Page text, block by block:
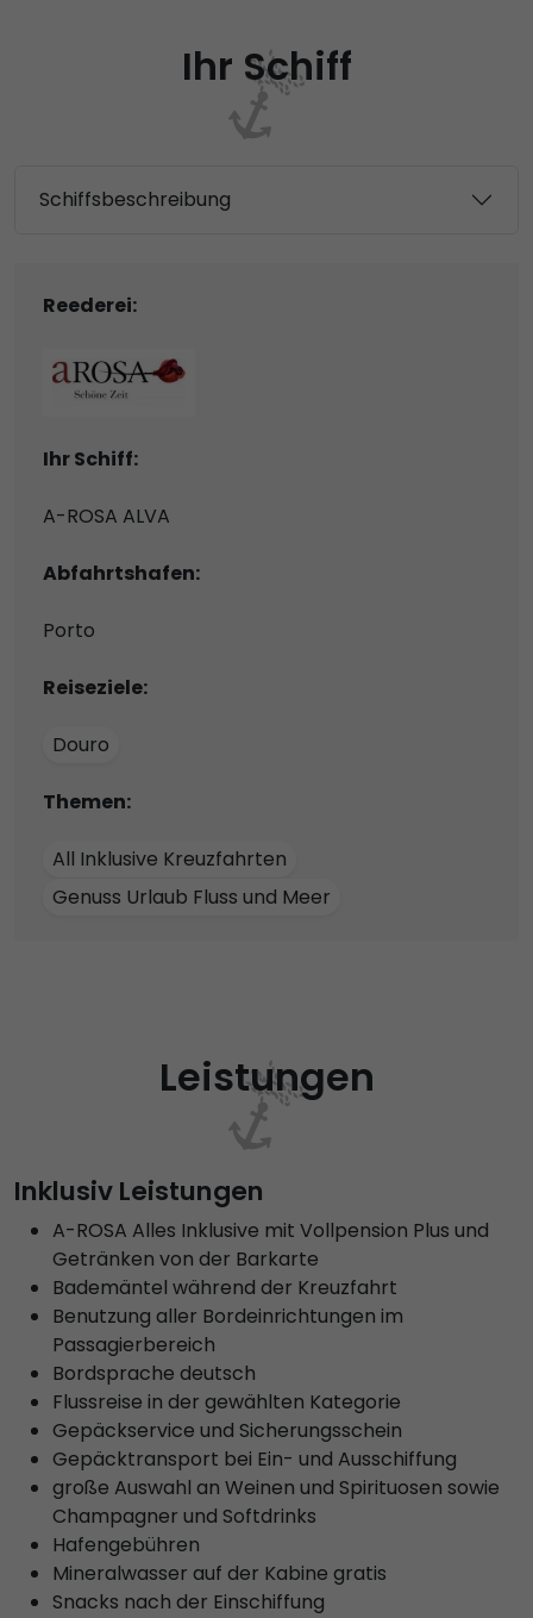
Ihr Schiff
Schiffsbeschreibung
Reederei:
Ihr Schiff:
A-ROSA ALVA
Abfahrtshafen:
Porto
Reiseziele:
Douro
Themen:
All Inklusive Kreuzfahrten
Genuss Urlaub Fluss und Meer
Leistungen
Inklusiv Leistungen
A-ROSA Alles Inklusive mit Vollpension Plus und
Getränken von der Barkarte
Bademäntel während der Kreuzfahrt
Benutzung aller Bordeinrichtungen im
Passagierbereich
Bordsprache deutsch
Flussreise in der gewählten Kategorie
Gepäckservice und Sicherungsschein
Gepäcktransport bei Ein- und Ausschiffung
große Auswahl an Weinen und Spirituosen sowie
Champagner und Softdrinks
Hafengebühren
Mineralwasser auf der Kabine gratis
Snacks nach der Einschiffung